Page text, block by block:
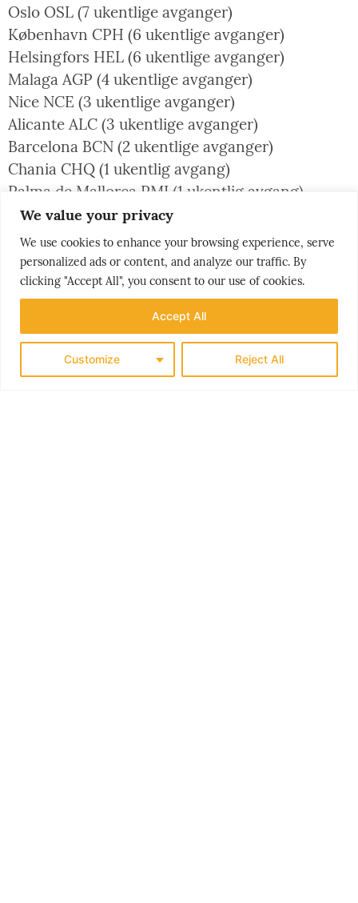
We value your privacy
We use cookies to enhance your browsing experience, serve
personalized ads or content, and analyze our traffic. By
clicking "Accept All", you consent to our use of cookies.
Customize Reject All
Accept All
Oslo OSL (7 ukentlige avganger)
København CPH (6 ukentlige avganger)
Helsingfors HEL (6 ukentlige avganger)
Malaga AGP (4 ukentlige avganger)
Nice NCE (3 ukentlige avganger)
Alicante ALC (3 ukentlige avganger)
Barcelona BCN (2 ukentlige avganger)
Chania CHQ (1 ukentlig avgang)
Palma de Mallorca PMI (1 ukentlig avgang)
Split SPU (1 ukentlig avgang)
Visby VBY (2 ukentlige avganger) ©
BJØRN MOHOLDT -Writer and photographer.
He is restlessly traveling the world in search of
inspiring stories that will nudge you as a
traveller in the right, sustainable direction.